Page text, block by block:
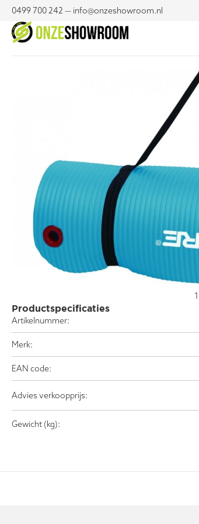
0499 700 242 — info@onzeshowroom.nl
1
Productspecificaties
Artikelnummer:
Merk:
EAN code:
Advies verkoopprijs:
Gewicht (kg):